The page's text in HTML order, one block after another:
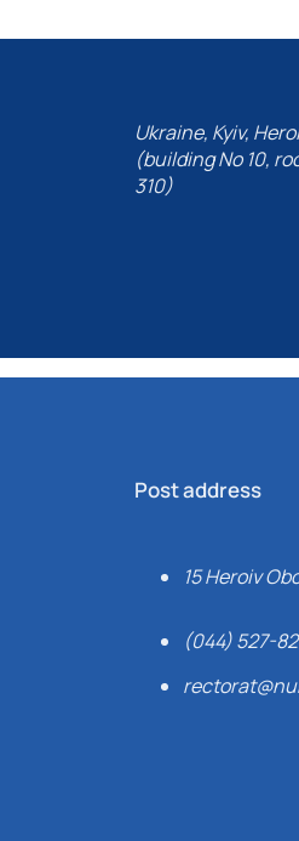
Ukraine, Kyiv,
(building No 10,
310)
Post address
15 Heroiv
(044) 527-